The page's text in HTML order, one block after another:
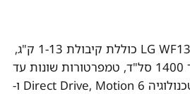
מכונת כביסה LG WF13314GBC כוללת קיבולת 1-13 ק"ג,
בורר סחיטה משתנה עד 1400 סל"ד, טמפרטורות שונות עד
95°C, מנוע Inverter, טכנולוגיה Direct Drive, Motion 6 ו-